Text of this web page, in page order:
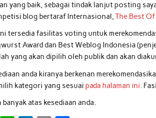
yang baik, sebagai tindak lanjut posting
blog bertaraf Internasional,The Best
tersedia fasilitas voting untuk
Award dan Best Weblog Indonesia
yang akan dipilih oleh publik dan akan
anda kiranya berkenan
kategori yang sesuai pada halaman ini.
banyak atas kesediaan anda.